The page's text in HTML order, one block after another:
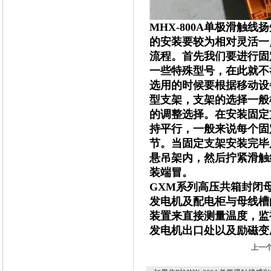
MHX-800A单极滑触线
的安装要较为相对灵活
流程。首先我们要进行
一些特殊型号，在此就
选用的时候要根据移动
型支架，支架的选择一
的调整选择。在安装固
持平行，一般来说每个
节。当固定支架安装完
悬吊架内，然后拧紧滑
装端冒。
GXM系列高压共箱封闭
发电机及配电柜与母线
装置来直接测量温度，
发电机出口处以及励磁
上一